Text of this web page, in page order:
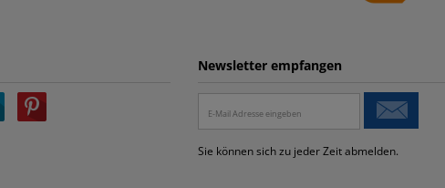
Newsletter empfangen
Sie können sich zu jeder Zeit abmelden.